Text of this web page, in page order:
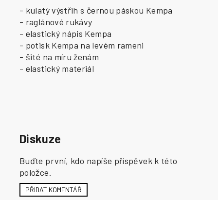
- kulatý výstřih s černou páskou Kempa
- raglánové rukávy
- elastický nápis Kempa
- potisk Kempa na levém rameni
- šité na míru ženám
- elastický materiál
Diskuze
Buďte první, kdo napíše příspěvek k této
položce.
PŘIDAT KOMENTÁŘ